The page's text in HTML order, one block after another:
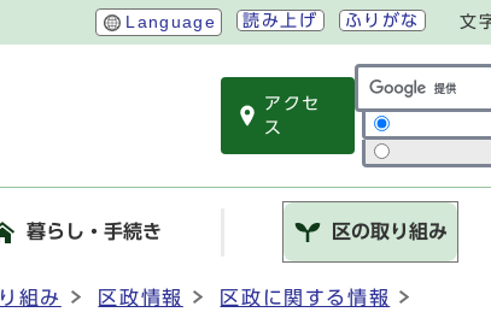
Language 読み上げ ふりがな 文
アクセ
ス
サイト内検索
暮らし・手続き 区の取り組み
組み 区政情報 区政に関する情報